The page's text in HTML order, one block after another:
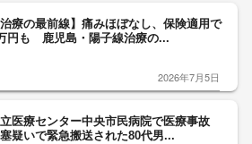
治療の最前線】痛みほぼなし、保険適用で
円も 鹿児島・陽子線治療の...
2026年7月5日
医療センター中央市民病院で医療事故
塞疑いで緊急搬送された80代男...